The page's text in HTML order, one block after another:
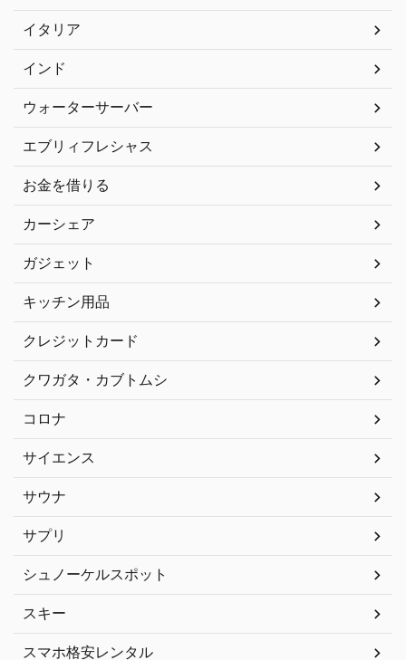
イタリア
インド
ウォーターサーバー
エブリィフレシャス
お金を借りる
カーシェア
ガジェット
キッチン用品
クレジットカード
クワガタ・カブトムシ
コロナ
サイエンス
サウナ
サプリ
シュノーケルスポット
スキー
スマホ格安レンタル